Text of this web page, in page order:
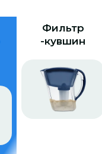
Фильтр
-кувшин